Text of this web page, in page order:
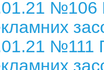
№106
№111